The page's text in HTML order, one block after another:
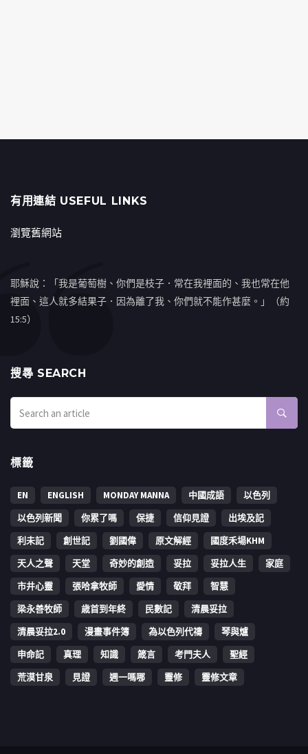
有用連結 USEFUL LINKS
瀏覽舊網站
耶穌說：「我是葡萄樹、你們是枝子．常在我裡面的、我也常在他
裡面、這人就多結果子．因為離了我、你們就不能作甚麼。」（約
15:5）
搜㝷 SEARCH
標籤
EN ENGLISH MONDAY MANNA 中國成語
以色列
以色列新聞
你累了嗎 保捷 信仰見證
出埃及記
利未記
創世記 劉國偉 原文解經
國度禾場KHM
天人之聲
天堂 奇妙的創造 妥拉 妥拉人生
家庭
市井心靈
張哈拿牧師 愛情 敬拜
智慧
梁永善牧師
歳首到年終 民數記
清晨妥拉
清晨妥拉2.0
漫畫事件簿 為以色列代禱
琴與爐
申命記
真理 知識 箴言 考門夫人
聖經
荒漠甘泉
見證 週一嗎哪 靈修 靈修文章